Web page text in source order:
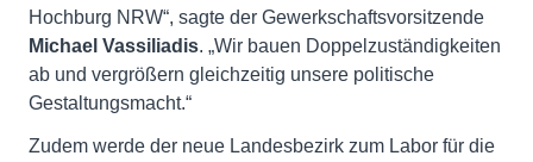
Hochburg NRW“, sagte der Gewerkschaftsvorsitzende
Michael Vassiliadis. „Wir bauen Doppelzuständigkeiten
ab und vergrößern gleichzeitig unsere politische
Gestaltungsmacht.“
Zudem werde der neue Landesbezirk zum Labor für die